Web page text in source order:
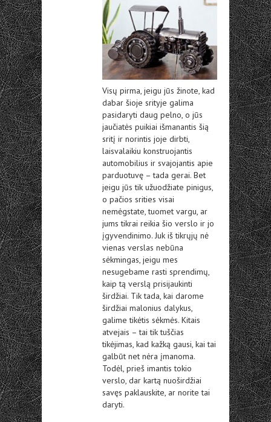
Visų pirma, jeigu jūs žinote, kad
dabar šioje srityje galima
pasidaryti daug pelno, o jūs
jaučiatės puikiai išmanantis šią
sritį ir norintis joje dirbti,
laisvalaikiu konstruojantis
automobilius ir svajojantis apie
parduotuvę – tada gerai. Bet
jeigu jūs tik užuodžiate pinigus,
o pačios srities visai
nemėgstate, tuomet vargu, ar
jums tikrai reikia šio verslo ir jo
įgyvendinimo. Juk iš tikrųjų nė
vienas verslas nebūna
sėkmingas, jeigu mes
nesugebame rasti sprendimų,
kaip tą verslą prisijaukinti
širdžiai. Tik tada, kai darome
širdžiai malonius dalykus,
galime tikėtis sėkmės. Kitais
atvejais – tai tik tuščias
tikėjimas, kad kažką gausi, kai tai
galbūt net nėra įmanoma.
Todėl, prieš imantis tokio
verslo, dar kartą nuoširdžiai
savęs paklauskite, ar norite tai
daryti.